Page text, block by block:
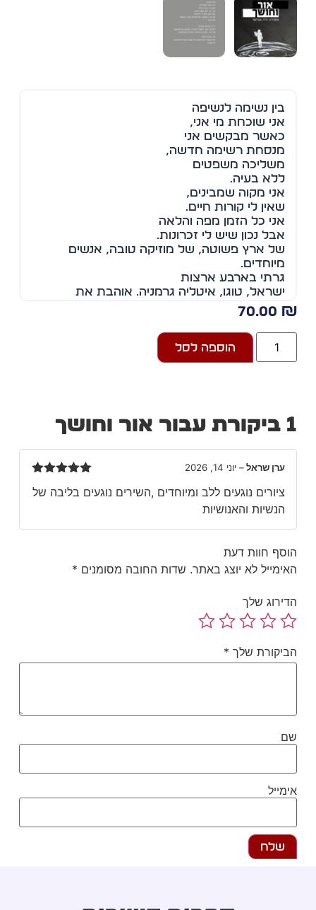
בין נשימה לנשיפה
אני שוכחת מי אני,
כאשר מבקשים אני
מנסחת רשימה חדשה,
משליכה משפטים
ללא בעיה.
אני מקוה שמבינים,
שאין לי קורות חיים.
אני כל הזמן מפה והלאה
אבל נכון שיש לי זכרונות.
של ארץ פשוטה, של מוזיקה טובה, אנשים
מיוחדים.
גרתי בארבע ארצות
ישראל, טוגו, איטליה גרמניה. אוהבת את
מוסקבה.
מציירת כחלק מהנשימה. שואפת מקשקשת.
אני אימא ואישה
ואין לשכוח את תלמה ילין שם הרגשתי לגיטימית.
לראשונה.
70.00
הוספה לסל
אור וחושך
5
ערן שראל – יוני 14, 2026
ציורים נוגעים ללב ומיוחדים ,השירים נוגעים בליבה של
הנשיות והאנושיות
חוות דעת
לא יוצג באתר. שדות החובה מסומנים*
שלך
שלך *